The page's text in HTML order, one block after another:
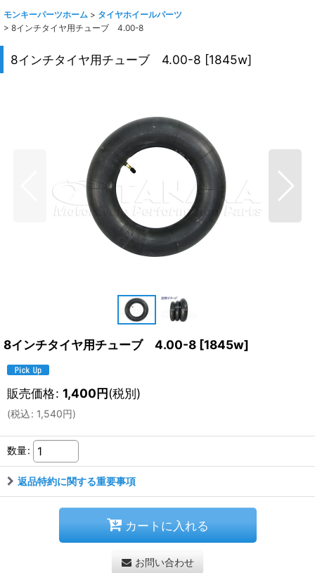
モンキーパーツホーム > タイヤホイールパーツ
> 8インチタイヤ用チューブ 4.00-8
8インチタイヤ用チューブ 4.00-8 [1845w]
8インチタイヤ用チューブ 4.00-8 [1845w]
販売価格: 1,400円(税別)
(税込: 1,540円)
数量:
返品特約に関する重要事項
カートに入れる
お問い合わせ